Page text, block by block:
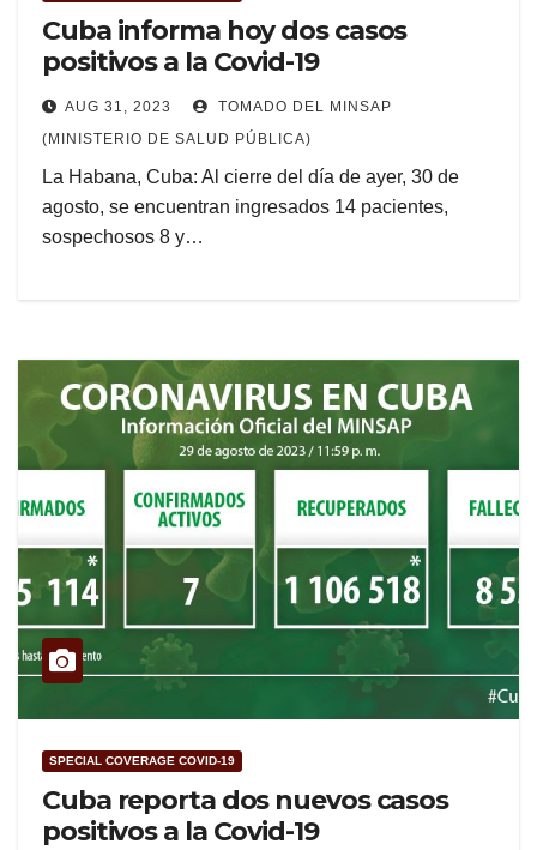
Cuba informa hoy dos casos
positivos a la Covid-19
AUG 31, 2023
TOMADO DEL MINSAP
(MINISTERIO DE SALUD PÚBLICA)
La Habana, Cuba: Al cierre del día de ayer, 30 de
agosto, se encuentran ingresados 14 pacientes,
sospechosos 8 y…
SPECIAL COVERAGE COVID-19
Cuba reporta dos nuevos casos
positivos a la Covid-19